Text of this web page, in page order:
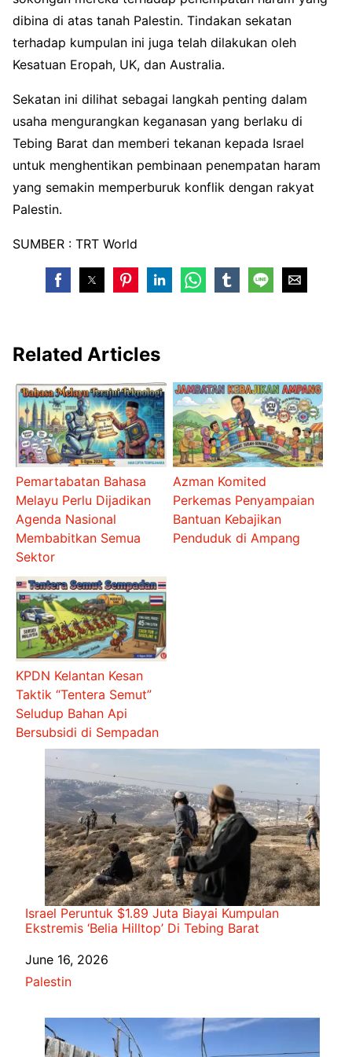
dibina di atas tanah Palestin. Tindakan sekatan
terhadap kumpulan ini juga telah dilakukan oleh
Kesatuan Eropah, UK, dan Australia.
Sekatan ini dilihat sebagai langkah penting dalam
usaha mengurangkan keganasan yang berlaku di
Tebing Barat dan memberi tekanan kepada Israel
untuk menghentikan pembinaan penempatan haram
yang semakin memperburuk konflik dengan rakyat
Palestin.
SUMBER : TRT World
Related Articles
Pemartabatan Bahasa
Melayu Perlu Dijadikan
Agenda Nasional
Membabitkan Semua
Sektor
Azman Komited
Perkemas Penyampaian
Bantuan Kebajikan
Penduduk di Ampang
KPDN Kelantan Kesan
Taktik “Tentera Semut”
Seludup Bahan Api
Bersubsidi di Sempadan
Israel Peruntuk $1.89 Juta Biayai Kumpulan
Ekstremis ‘Belia Hilltop’ Di Tebing Barat
Date
June 16, 2026
In relation to
Palestin